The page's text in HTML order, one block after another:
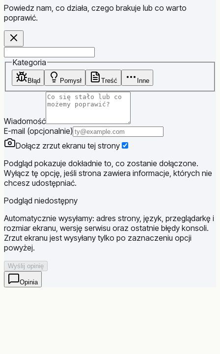
Powiedz nam, co działa, czego brakuje lub co warto
poprawić.
Website
Kategoria
Błąd Pomysł Treść Inne
Wiadomość
E-mail (opcjonalnie)
Dołącz zrzut ekranu tej strony
Podgląd pokazuje dokładnie to, co zostanie dołączone.
Wyłącz tę opcję, jeśli strona zawiera informacje, których nie
chcesz udostępniać.
Podgląd niedostępny
Automatycznie wysyłamy: adres strony, język, przeglądarkę i
rozmiar ekranu, wersję serwisu oraz ostatnie błędy konsoli.
Zrzut ekranu jest wysyłany tylko po zaznaczeniu opcji
powyżej.
Wyślij opinię
Opinia